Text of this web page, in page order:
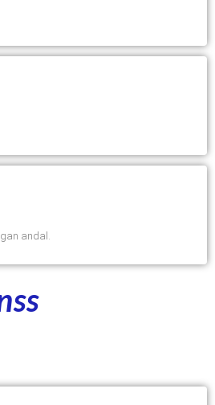
andal.